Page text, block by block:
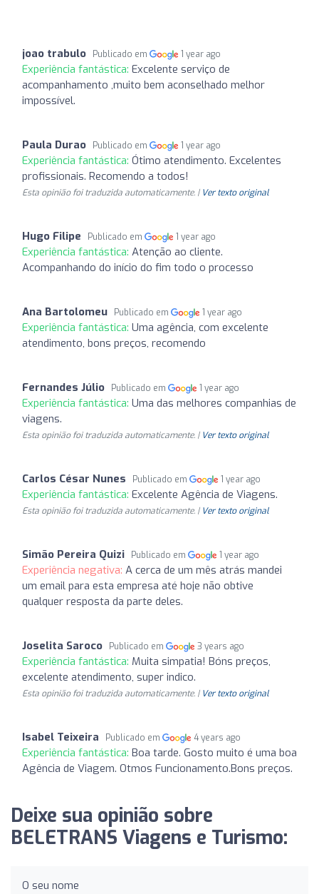
joao trabulo Publicado em 1 year ago
Experiência fantástica: Excelente serviço de
acompanhamento ,muito bem aconselhado melhor
impossível.
Paula Durao Publicado em 1 year ago
Experiência fantástica: Ótimo atendimento. Excelentes
profissionais. Recomendo a todos!
Esta opinião foi traduzida automaticamente. | Ver texto original
Hugo Filipe Publicado em 1 year ago
Experiência fantástica: Atenção ao cliente.
Acompanhando do início do fim todo o processo
Ana Bartolomeu Publicado em 1 year ago
Experiência fantástica: Uma agência, com excelente
atendimento, bons preços, recomendo
Fernandes Júlio Publicado em 1 year ago
Experiência fantástica: Uma das melhores companhias de
viagens.
Esta opinião foi traduzida automaticamente. | Ver texto original
Carlos César Nunes Publicado em 1 year ago
Experiência fantástica: Excelente Agência de Viagens.
Esta opinião foi traduzida automaticamente. | Ver texto original
Simão Pereira Quizi Publicado em 1 year ago
Experiência negativa: A cerca de um mês atrás mandei
um email para esta empresa até hoje não obtive
qualquer resposta da parte deles.
Joselita Saroco Publicado em 3 years ago
Experiência fantástica: Muita simpatia! Bóns preços,
excelente atendimento, super indico.
Esta opinião foi traduzida automaticamente. | Ver texto original
Isabel Teixeira Publicado em 4 years ago
Experiência fantástica: Boa tarde. Gosto muito é uma boa
Agência de Viagem. Otmos Funcionamento.Bons preços.
Deixe sua opinião sobre
BELETRANS Viagens e Turismo:
O seu nome